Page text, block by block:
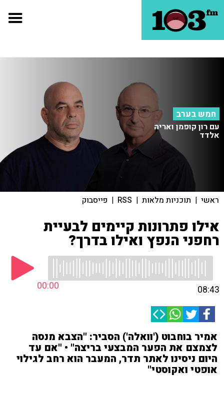
חמש בערב
עם רון קופמן ואריה
אלדד
ראשי | תוכניות מלאות |
RSS
| פייסבוק
אילו פתרונות קיימים לבעיית
רחפני הנפץ ואילו בדרך?
00:00 08:43
אמיר בוחבוט ('וואלה') הסביר: "הצבא מנסה
לצמצם את הפער המבצעי בריצה" • "אם עד
היום ניסינו לאתר תדר, המעבר הוא רחב לגילוי
אופטי ואקוסטי"